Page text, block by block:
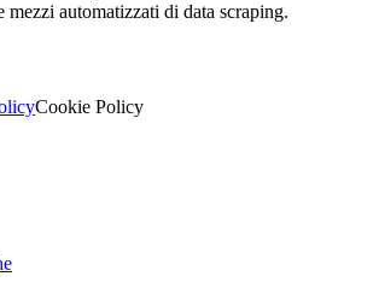
mezzi automatizzati di data scraping.
Cookie Policy